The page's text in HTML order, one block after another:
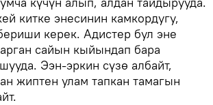
китке энесинин камкордугу,
керек. Адистер бул эне
сайын кыйындап бара
Ээн-эркин сүзө албайт,
жиптен улам тапкан тамагын